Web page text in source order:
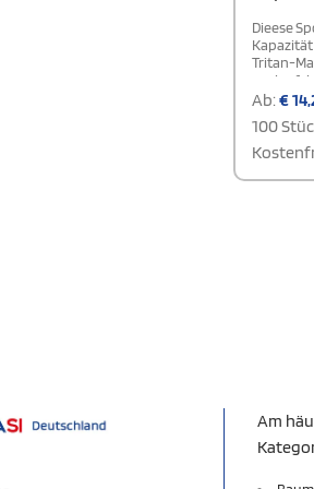
Dieese
Tritan-
Sport
bietet sie
Ihre
Ab:€
100
Am